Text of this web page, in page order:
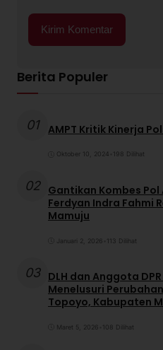
Berita Populer
01 AMPT Kritik Kinerja
Oktober 10, 2024 198 Dilihat
02 Gantikan Kombes
Ferdyan Indra Fahmi
Mamuju
Januari 2, 2026 113 Dilihat
03 DLH dan Anggota
Menelusuri
Topoyo, Kabupaten
Maret 5, 2026 108 Dilihat